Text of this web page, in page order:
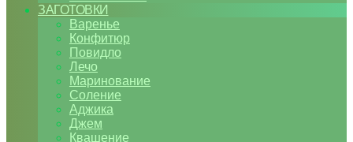
ЗАГОТОВКИ
Варенье
Конфитюр
Повидло
Лечо
Маринование
Соление
Аджика
Джем
Квашение